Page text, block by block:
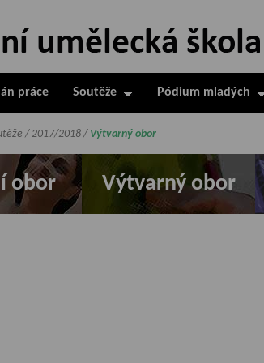
práce Soutěže Pódium mladých
obor Výtvarný obor
/ 2017/2018 / Výtvarný obor